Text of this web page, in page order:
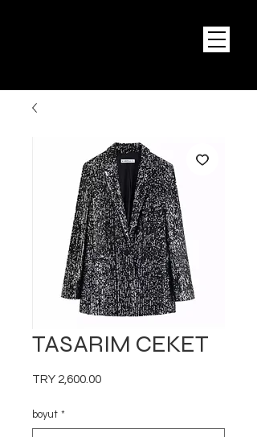
TASARIM CEKET
TRY 2,600.00Price
boyut *